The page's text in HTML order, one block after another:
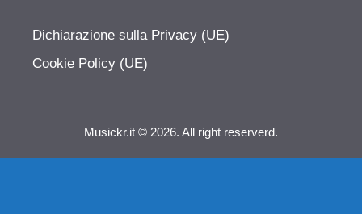
Dichiarazione sulla Privacy (UE)
Cookie Policy (UE)
Musickr.it © 2026. All right reserverd.